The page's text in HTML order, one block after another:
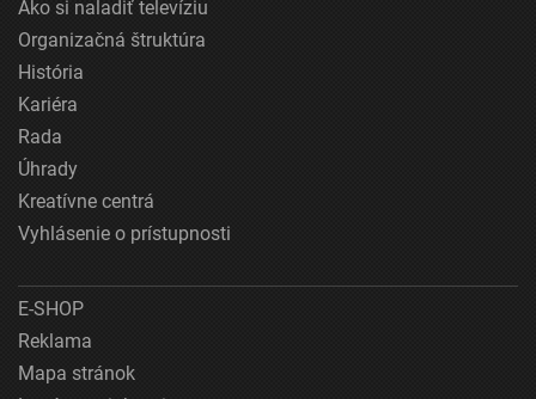
Ako si naladiť televíziu
Organizačná štruktúra
História
Kariéra
Rada
Úhrady
Kreatívne centrá
Vyhlásenie o prístupnosti
E-SHOP
Reklama
Mapa stránok